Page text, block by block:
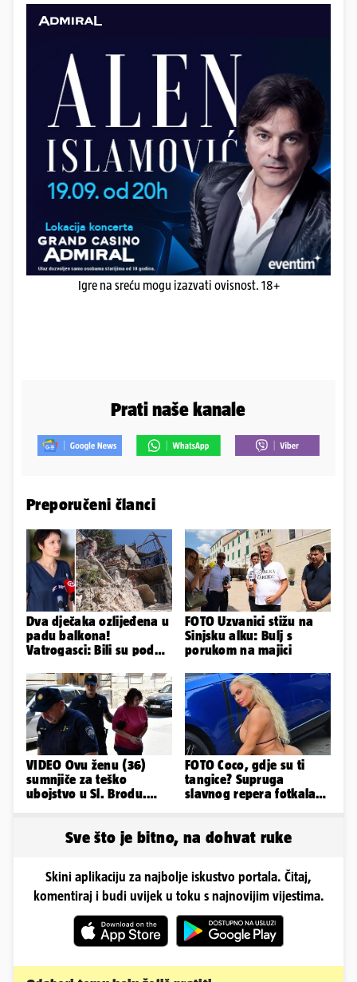
Igre na sreću mogu izazvati ovisnost. 18+
Prati naše kanale
Preporučeni članci
Dva dječaka ozlijeđena u
padu balkona!
Vatrogasci: Bili su pod
bolnici su
FOTO Uzvanici stižu na
Sinjsku alku: Bulj s
porukom na majici
VIDEO Ovu ženu (36)
sumnjiče za teško
ubojstvo u Sl. Brodu.
FOTO Coco, gdje su ti
tangice? Supruga
slavnog repera fotkala
Sve što je bitno, na dohvat ruke
Skini aplikaciju za najbolje iskustvo portala. Čitaj,
komentiraj i budi uvijek u toku s najnovijim vijestima.